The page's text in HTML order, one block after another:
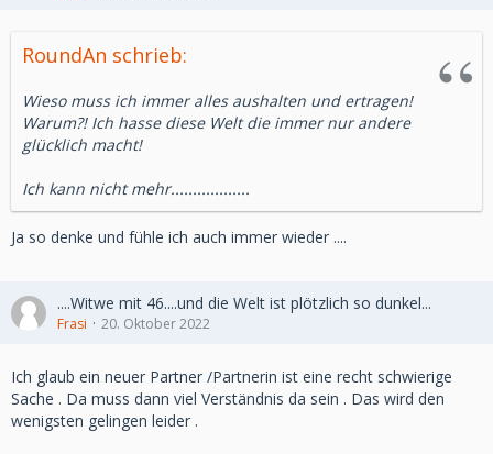
RoundAn schrieb:
Wieso muss ich immer alles aushalten und ertragen!
Warum?! Ich hasse diese Welt die immer nur andere
glücklich macht!
Ich kann nicht mehr..................
Ja so denke und fühle ich auch immer wieder ....
....Witwe mit 46....und die Welt ist plötzlich so dunkel...
Frasi 20. Oktober 2022
Ich glaub ein neuer Partner /Partnerin ist eine recht schwierige
Sache . Da muss dann viel Verständnis da sein . Das wird den
wenigsten gelingen leider .